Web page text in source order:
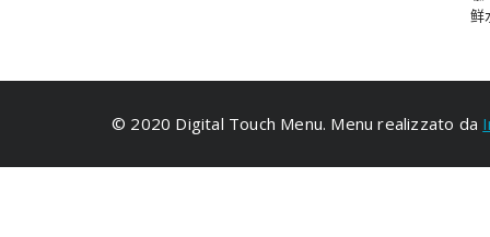
鲜
© 2020 Digital Touch Menu. Menu realizzato da